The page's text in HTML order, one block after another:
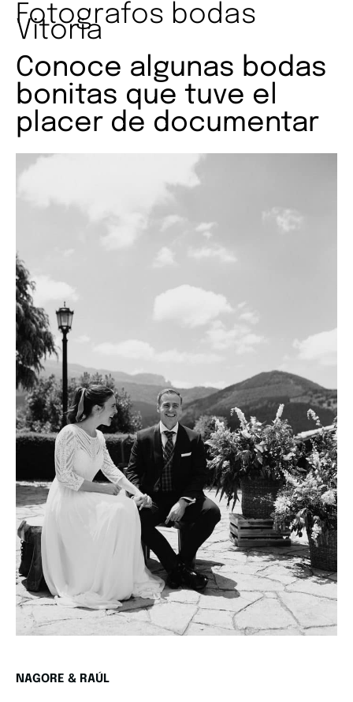
Fotografos bodas
Vitoria
Conoce algunas bodas
bonitas que tuve el
placer de documentar
NAGORE & RAÚL